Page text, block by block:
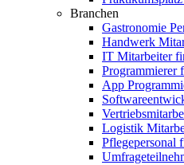
Branchen
Gastronomie
Handwerk
IT Mitarbeiter
Programmierer
App
Logistik
Pflegepersonal